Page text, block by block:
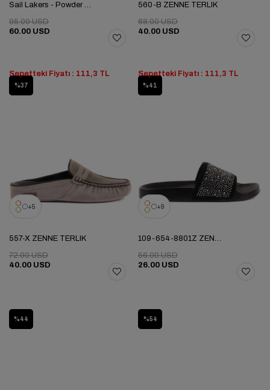
Sail Lakers - Powder Genuine Leather Women's Home Slipper
60.00 USD
95.00 USD
%37
Sepetteki Fiyatı : 111,3 TL
560-B ZENNE TERLIK
40.00 USD
68.00 USD
%41
Sepetteki Fiyatı : 111,3 TL
5
557-X ZENNE TERLIK
40.00 USD
72.00 USD
%44
9
109-654-8801Z ZENNE TERLIK
26.00 USD
56.00 USD
%54